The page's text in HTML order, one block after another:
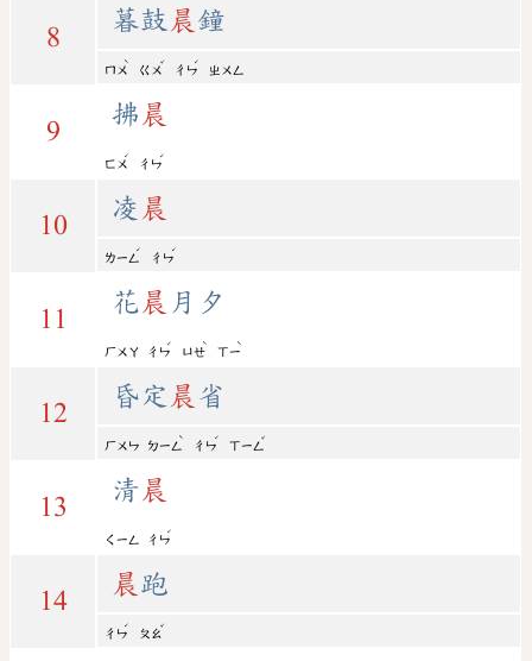
8
暮鼓 晨 鐘
ㄇㄨ
ˋ
ㄍㄨ
ˇ
ㄔㄣ
ˊ
ㄓㄨㄥ
9
拂 晨
ㄈㄨ
ˊ
ㄔㄣ
ˊ
10
凌 晨
ㄌㄧㄥ
ˊ
ㄔㄣ
ˊ
11
花 晨 月夕
ㄏㄨㄚ ㄔㄣ
ˊ
ㄩㄝ
ˋ
ㄒㄧ
ˋ
12
昏定 晨 省
ㄏㄨㄣ ㄉㄧㄥ
ˋ
ㄔㄣ
ˊ
ㄒㄧㄥ
ˇ
13
清 晨
ㄑㄧㄥ ㄔㄣ
ˊ
14
晨 跑
ㄔㄣ
ˊ
ㄆㄠ
ˇ